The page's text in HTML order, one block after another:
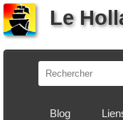
Le
Blog